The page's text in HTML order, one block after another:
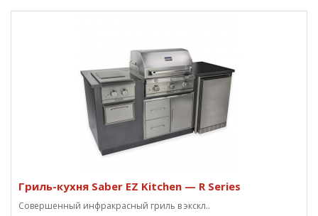
Гриль-кухня Saber EZ Kitchen — R Series
Совершенный инфракрасный гриль в экскл..